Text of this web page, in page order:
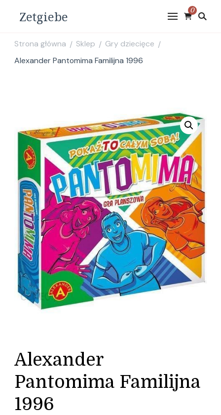
Zetgiebe 0
Strona główna / Sklep / Gry dziecięce /
Alexander Pantomima Familijna 1996
Alexander
Pantomima Familijna
1996